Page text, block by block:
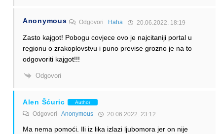
Anonymous Odgovori Haha 20.06.2022. 18:19
Zasto kajgot! Pobogu covjece ovo je najcitaniji portal u
regionu o zrakoplovstvu i puno previse grozno je na to
odgovoriti kajgot!!!
Odgovori
Alen Šćuric Author
Odgovori Anonymous 20.06.2022. 23:12
Ma nema pomoći. Ili iz lika izlazi ljubomora jer on nije